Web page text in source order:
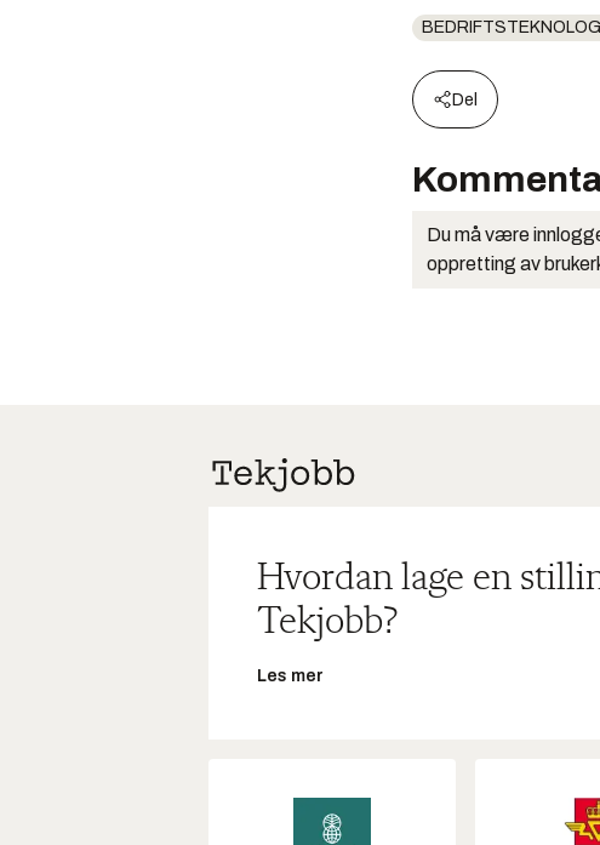
BEDRIFTSTEKNOLOGI
Del
Du må være
oppretting av
Hvordan lage en
Tekjobb?
Les mer